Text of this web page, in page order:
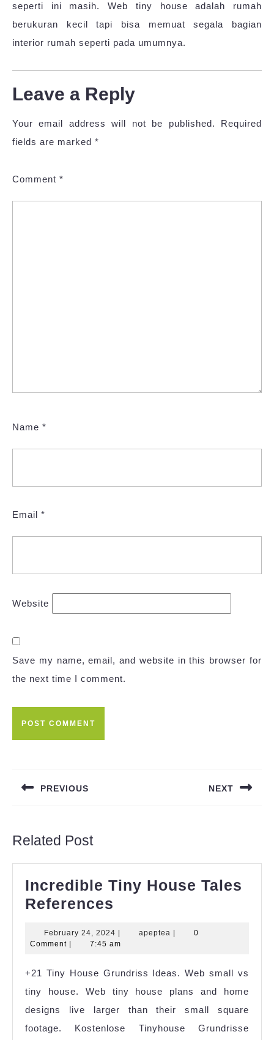
seperti ini masih. Web tiny house adalah rumah
berukuran kecil tapi bisa memuat segala bagian
interior rumah seperti pada umumnya.
Leave a Reply
Your email address will not be published.
Required
fields are marked *
Comment *
Name *
Email *
Website
Save my name, email, and website in this browser for
the next time I comment.
PREVIOUS NEXT
Related Post
Incredible Tiny House Tales
References
House
References
February 24, 2024 February
24,
apeptea apeptea
0
Comment
7:45 am
+21 Tiny House Grundriss Ideas. Web small vs
tiny house. Web tiny house plans and home
designs live larger than their small square
footage. Kostenlose Tinyhouse Grundrisse